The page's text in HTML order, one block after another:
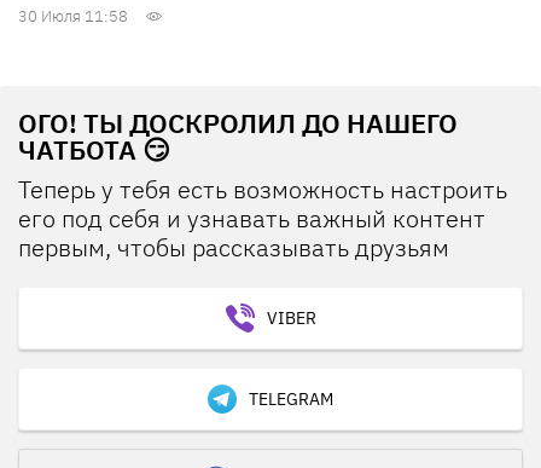
30 Июля 11:58
ОГО! ТЫ ДОСКРОЛИЛ ДО НАШЕГО
ЧАТБОТА 😏
Теперь у тебя есть возможность настроить
его под себя и узнавать важный контент
первым, чтобы рассказывать друзьям
VIBER
TELEGRAM